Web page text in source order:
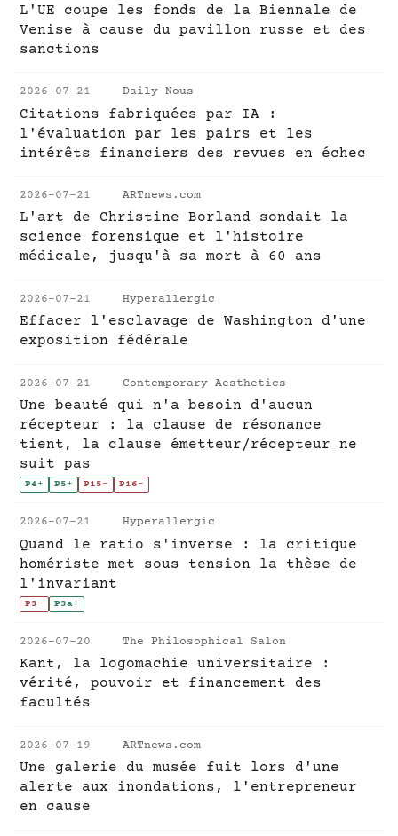
L'UE coupe les fonds de la Biennale de
Venise à cause du pavillon russe et des
sanctions
2026-07-21 Daily Nous
Citations fabriquées par IA :
l'évaluation par les pairs et les
intérêts financiers des revues en échec
2026-07-21 ARTnews.com
L'art de Christine Borland sondait la
science forensique et l'histoire
médicale, jusqu'à sa mort à 60 ans
2026-07-21 Hyperallergic
Effacer l'esclavage de Washington d'une
exposition fédérale
2026-07-21 Contemporary Aesthetics
Une beauté qui n'a besoin d'aucun
récepteur : la clause de résonance
tient, la clause émetteur/récepteur ne
suit pas
P4+ P5+ P15- P16-
2026-07-21 Hyperallergic
Quand le ratio s'inverse : la critique
homériste met sous tension la thèse de
l'invariant
P3- P3a+
2026-07-20 The Philosophical Salon
Kant, la logomachie universitaire :
vérité, pouvoir et financement des
facultés
2026-07-19 ARTnews.com
Une galerie du musée fuit lors d'une
alerte aux inondations, l'entrepreneur
en cause